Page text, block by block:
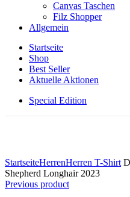
Canvas Taschen
Filz Shopper
Allgemein
Startseite
Shop
Best Seller
Aktuelle Aktionen
Special Edition
StartseiteHerrenHerren T-Shirt
Shepherd Longhair 2023
Previous product